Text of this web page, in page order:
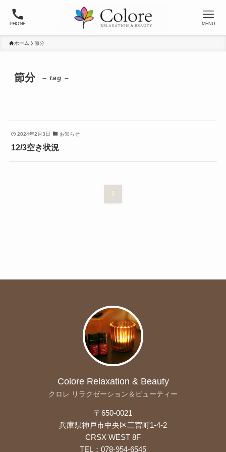
PHONE MENU
ホーム 節分
節分 – tag –
2024年2月3日 お知らせ
12/3空き状況
1
Colore Relaxation & Beauty
クロレ リラクゼーション＆ビューティー
〒650-0021
兵庫県神戸市中央区三宮町1-4-2
CRSX WEST 8F
TEL：078-954-6545